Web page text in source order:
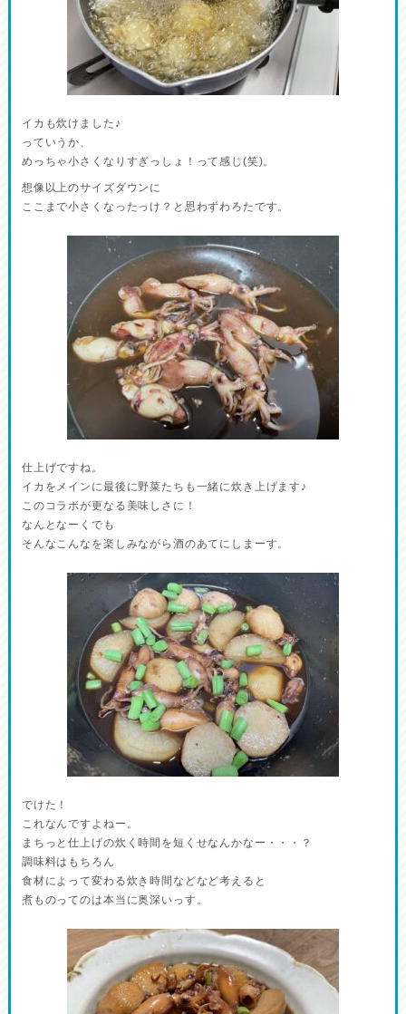
イカも炊けました♪
っていうか、
めっちゃ小さくなりすぎっしょ！って感じ(笑)。
想像以上のサイズダウンに
ここまで小さくなったっけ？と思わずわろたです。
仕上げですね。
イカをメインに最後に野菜たちも一緒に炊き上げます♪
このコラボが更なる美味しさに！
なんとなーくでも
そんなこんなを楽しみながら酒のあてにしまーす。
でけた！
これなんですよねー。
まちっと仕上げの炊く時間を短くせなんかなー・・・？
調味料はもちろん
食材によって変わる炊き時間などなど考えると
煮ものってのは本当に奥深いっす。